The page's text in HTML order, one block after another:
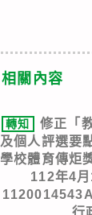
相關內容
轉知
修正「
及個人評選要
學校體育傳炬
112年4
行